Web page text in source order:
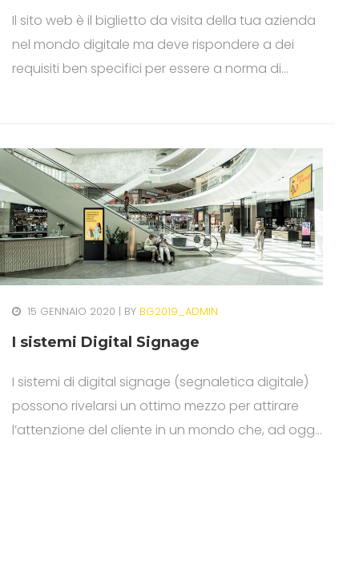
Il sito web è il biglietto da visita della tua azienda
nel mondo digitale ma deve rispondere a dei
requisiti ben specifici per essere a norma di
15 GENNAIO 2020 BY BG2019_ADMIN
I sistemi Digital Signage
I sistemi di digital signage (segnaletica digitale)
possono rivelarsi un ottimo mezzo per attirare
l’attenzione del cliente in un mondo che, ad oggi,